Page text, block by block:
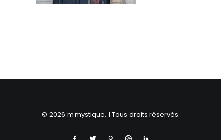
© 2026 mimystique. | Tous droits réservés.